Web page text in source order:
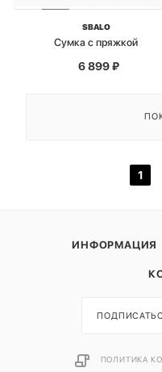
SBALO
Сумка с пряжкой
6 899₽
1
ИНФОРМАЦИЯ
ПОЛИТИКА